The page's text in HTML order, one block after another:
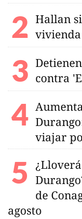
Hallan
contra
viajar
de
agosto